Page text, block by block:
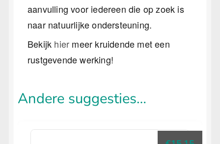
aanvulling voor iedereen die op zoek is
naar natuurlijke ondersteuning.
Bekijk hier meer kruidende met een
rustgevende werking!
Andere suggesties…